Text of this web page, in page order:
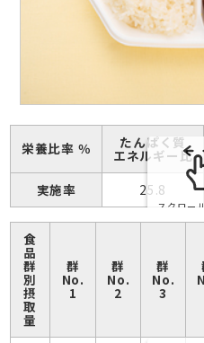
栄養比率 ％ たんぱく質
エネルギー比
実施率
25.8
スクロー
食
品
群
別
摂
取
量
群
No.
1
群
No.
2
群
No.
3